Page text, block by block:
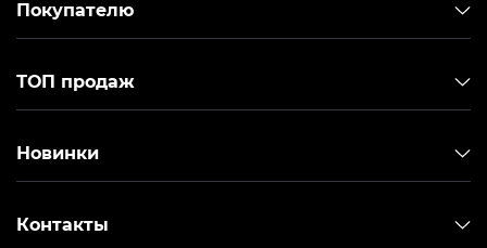
Intel Celeron J4125 – стандартный центральный
неттопов и ничем не выделяется на фоне других
подходит.
Он заблокирован для оверклокинга, а его
Покупателю
ТОП продаж
Новинки
Контакты